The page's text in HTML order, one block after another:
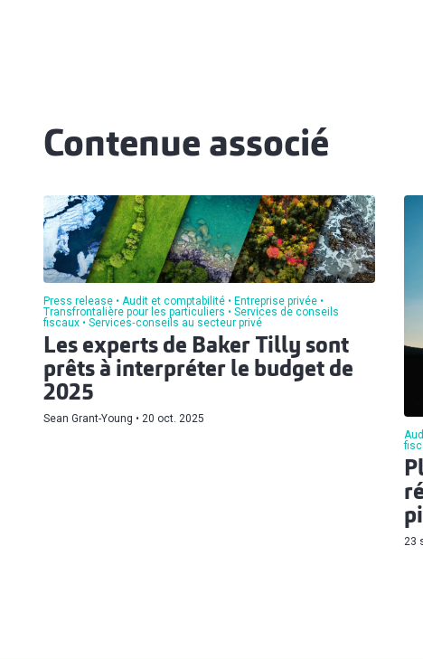
Contenue associé
Press release Audit et comptabilité
Entreprise privée
Transfrontalière pour les particuliers
Services de conseils
fiscaux
Services‑conseils au secteur privé
Les experts de Baker Tilly sont
prêts à interpréter le budget de
2025
Sean Grant-Young
20 oct. 2025
23